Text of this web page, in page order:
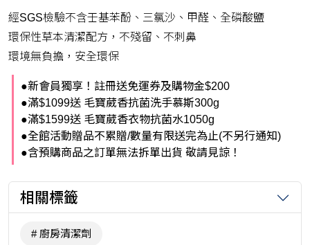
經SGS檢驗不含壬基苯酚、三氯沙、甲醛、全磷酸鹽
環保性草本清潔配方，不殘留、不刺鼻
環境無負擔，安全環保
●新會員獨享！註冊送免運券及購物金$200
●滿$1099送 毛寶葳香抗菌洗手慕斯300g
●滿$1599送 毛寶葳香衣物抗菌水1050g
●全館活動贈品不累贈/數量有限送完為止(不另行通知)
●含預購商品之訂單無法拆單出貨 敬請見諒！
相關標籤
廚房清潔劑